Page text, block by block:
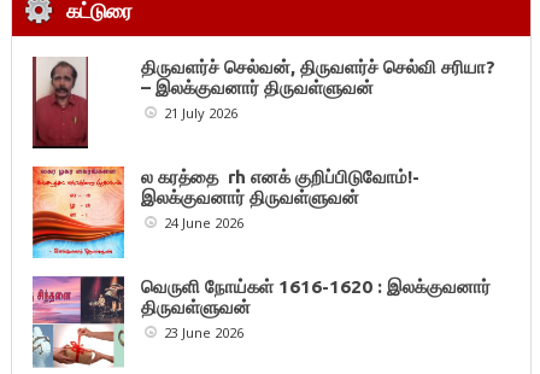
கட்டுரை
திருவளர்ச் செல்வன், திருவளர்ச் செல்வி சரியா?
– இலக்குவனார் திருவள்ளுவன்
21 July 2026
ல கரத்தை rh எனக் குறிப்பிடுவோம்!-
இலக்குவனார் திருவள்ளுவன்
24 June 2026
வெருளி நோய்கள் 1616-1620 : இலக்குவனார்
திருவள்ளுவன்
23 June 2026